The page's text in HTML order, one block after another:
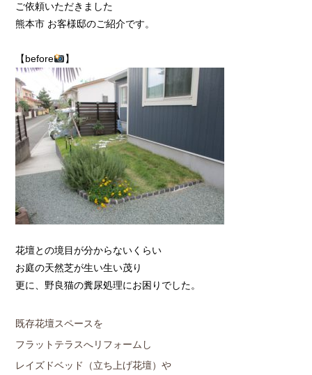
ご依頼いただきました
熊本市 お客様邸のご紹介です。
【before 】
花壇との境目が分からないくらい
お庭の天然芝が生い生い茂り
更に、野良猫の糞尿処理にお困りでした。
既存花壇スペースを
フラットテラスへリフォームし
レイズドベッド（立ち上げ花壇）や